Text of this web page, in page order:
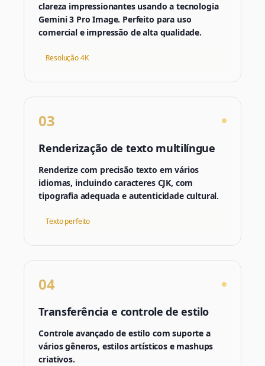
clareza impressionantes usando a tecnologia
Gemini 3 Pro Image. Perfeito para uso
comercial e impressão de alta qualidade.
Resolução 4K
03
Renderização de texto multilíngue
Renderize com precisão texto em vários
idiomas, incluindo caracteres CJK, com
tipografia adequada e autenticidade cultural.
Texto perfeito
04
Transferência e controle de estilo
Controle avançado de estilo com suporte a
vários gêneros, estilos artísticos e mashups
criativos.